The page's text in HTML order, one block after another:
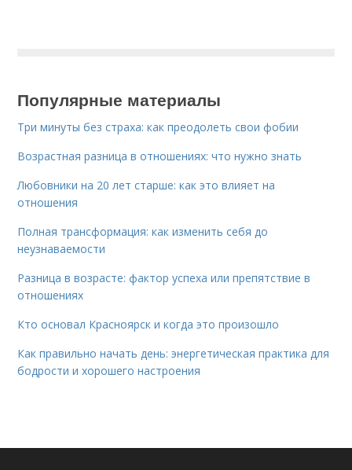
Популярные материалы
Три минуты без страха: как преодолеть свои фобии
Возрастная разница в отношениях: что нужно знать
Любовники на 20 лет старше: как это влияет на
отношения
Полная трансформация: как изменить себя до
неузнаваемости
Разница в возрасте: фактор успеха или препятствие в
отношениях
Кто основал Красноярск и когда это произошло
Как правильно начать день: энергетическая практика для
бодрости и хорошего настроения